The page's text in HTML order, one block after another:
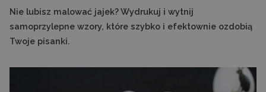
Nie lubisz malować jajek? Wydrukuj i wytnij
samoprzylepne wzory, które szybko i efektownie ozdobią
Twoje pisanki.